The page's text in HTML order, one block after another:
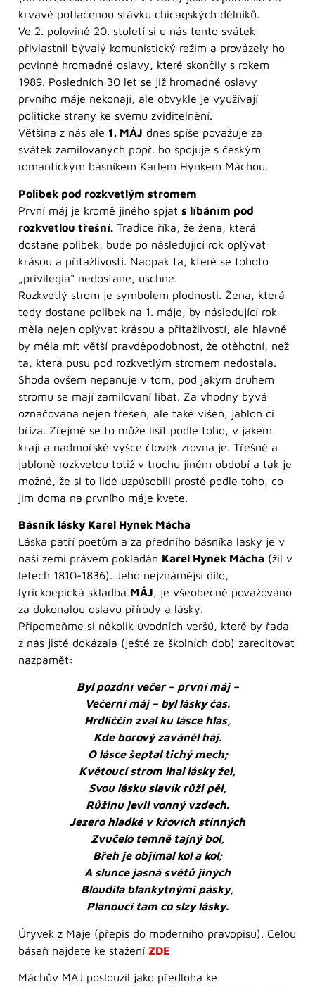
krvavě potlačenou stávku chicagských dělníků.
Ve 2. polovině 20. století si u nás tento svátek
přivlastnil bývalý komunistický režim a provázely ho
povinné hromadné oslavy, které skončily s rokem
1989. Posledních 30 let se již hromadné oslavy
prvního máje nekonají, ale obvykle je využívají
politické strany ke svému zviditelnění.
Většina z nás ale 1. MÁJ dnes spíše považuje za
svátek zamilovaných popř. ho spojuje s českým
romantickým básníkem Karlem Hynkem Máchou.
Polibek pod rozkvetlým stromem
První máj je kromě jiného spjat s líbáním pod
rozkvetlou třešní. Tradice říká, že žena, která
dostane polibek, bude po následující rok oplývat
krásou a přitažlivostí. Naopak ta, které se tohoto
„privilegia“ nedostane, uschne.
Rozkvetlý strom je symbolem plodnosti. Žena, která
tedy dostane polibek na 1. máje, by následující rok
měla nejen oplývat krásou a přitažlivostí, ale hlavně
by měla mít větší pravděpodobnost, že otěhotní, než
ta, která pusu pod rozkvetlým stromem nedostala.
Shoda ovšem nepanuje v tom, pod jakým druhem
stromu se mají zamilovaní líbat. Za vhodný bývá
označována nejen třešeň, ale také višeň, jabloň či
bříza. Zřejmě se to může lišit podle toho, v jakém
kraji a nadmořské výšce člověk zrovna je. Třešně a
jabloně rozkvetou totiž v trochu jiném období a tak je
možné, že si to lidé uzpůsobili prostě podle toho, co
jim doma na prvního máje kvete.
Básník lásky Karel Hynek Mácha
Láska patří poetům a za předního básníka lásky je v
naší zemi právem pokládán Karel Hynek Mácha (žil v
letech 1810-1836). Jeho nejznámější dílo,
lyrickoepická skladba MÁJ, je všeobecně považováno
za dokonalou oslavu přírody a lásky.
Připomeňme si několik úvodních veršů, které by řada
z nás jistě dokázala (ještě ze školních dob) zarecitovat
nazpamět:
Byl pozdní večer – první máj –
Večerní máj – byl lásky čas.
Hrdliččin zval ku lásce hlas,
Kde borový zaváněl háj.
O lásce šeptal tichý mech;
Květoucí strom lhal lásky žel,
Svou lásku slavík růži pěl,
Růžinu jevil vonný vzdech.
Jezero hladké v křovích stinných
Zvučelo temně tajný bol,
Břeh je objímal kol a kol;
A slunce jasná světů jiných
Bloudila blankytnými pásky,
Planoucí tam co slzy lásky.
Úryvek z Máje (přepis do moderního pravopisu). Celou
báseň najdete ke stažení ZDE
Máchův MÁJ posloužil jako předloha ke